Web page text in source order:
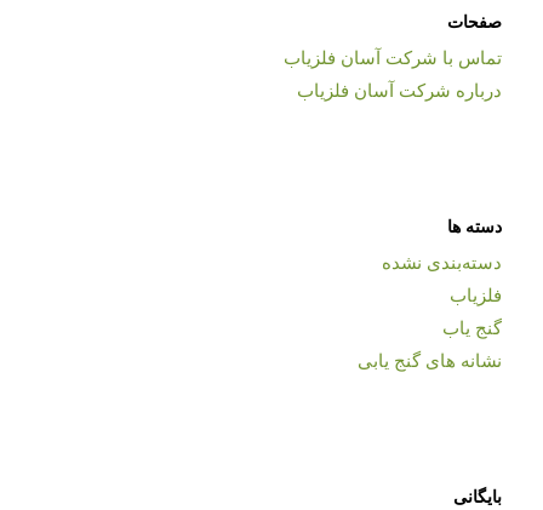
صفحات
تماس با شرکت آسان فلزیاب
درباره شرکت آسان فلزیاب
دسته ها
دسته‌بندی نشده
فلزیاب
گنج یاب
نشانه های گنج یابی
بایگانی